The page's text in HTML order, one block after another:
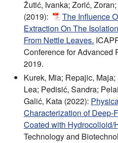
Žutić, Ivanka; Zorić,
(2019):
The Influence
Extraction On The
From Nettle Leaves.
Conference for Advanced
2019.
Kurek, Mia; Repajic,
Lea; Pedisić, Sandra;
Galić, Kata (2022):
Characterization of Deep-
Coated with Hydrocolloid/
Technology and